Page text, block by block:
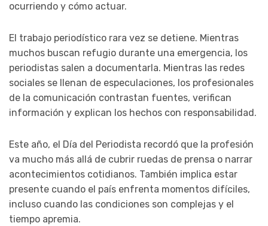
ocurriendo y cómo actuar.
El trabajo periodístico rara vez se detiene. Mientras
muchos buscan refugio durante una emergencia, los
periodistas salen a documentarla. Mientras las redes
sociales se llenan de especulaciones, los profesionales
de la comunicación contrastan fuentes, verifican
información y explican los hechos con responsabilidad.
Este año, el Día del Periodista recordó que la profesión
va mucho más allá de cubrir ruedas de prensa o narrar
acontecimientos cotidianos. También implica estar
presente cuando el país enfrenta momentos difíciles,
incluso cuando las condiciones son complejas y el
tiempo apremia.